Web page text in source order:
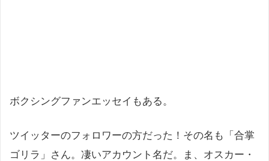
ボクシングファンエッセイもある。
ツイッターのフォロワーの方だった！その名も「合掌
ゴリラ」さん。凄いアカウント名だ。ま、オスカー・